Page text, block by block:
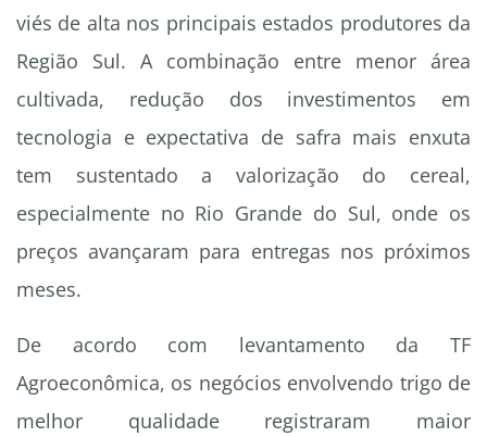
viés de alta nos principais estados produtores da
Região Sul. A combinação entre menor área
cultivada, redução dos investimentos em
tecnologia e expectativa de safra mais enxuta
tem sustentado a valorização do cereal,
especialmente no Rio Grande do Sul, onde os
preços avançaram para entregas nos próximos
meses.
De acordo com levantamento da TF
Agroeconômica, os negócios envolvendo trigo de
melhor qualidade registraram maior